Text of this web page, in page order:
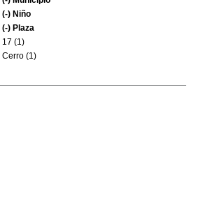
(-) Niño
(-) Plaza
17 (1)
Cerro (1)